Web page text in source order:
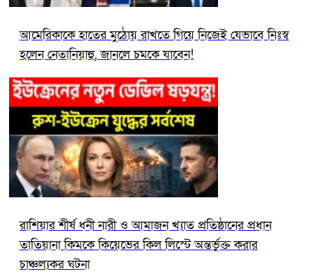
আমেরিকাকে হাতের মুঠোয় রাখতে গিয়ে নিজেই যেভাবে নিঃস্ব
হলেন নেতানিয়াহু, জানলে চমকে যাবেন!
রাশিয়ার শীর্ষ ধনী নারী ও আমাজন খ্যাত প্রতিষ্ঠানের প্রধান
তাতিয়ানা কিমকে কিয়েভের কিল লিস্টে অন্তর্ভুক্ত করার
চাঞ্চল্যকর ঘটনা